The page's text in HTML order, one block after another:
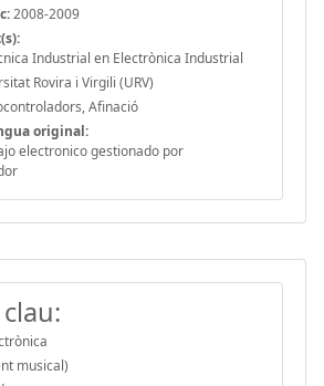
2008-2009
Industrial en Electrònica Industrial
Rovira i Virgili (URV)
Afinació
original:
electronico gestionado por
musical)